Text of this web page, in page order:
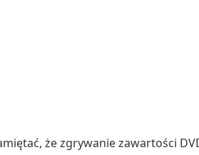
że zgrywanie zawartości